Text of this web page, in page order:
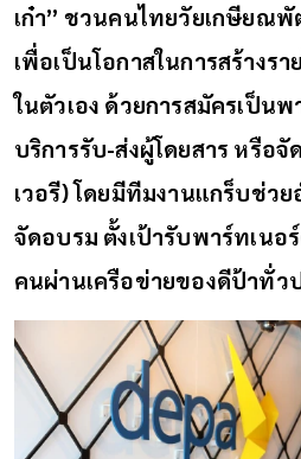
เก๋า” ชวนคนไทยวัยเกษียณ
เพื่อเป็นโอกาสในการสร้างร
ในตัวเอง ด้วยการสมัครเป็น
บริการรับ-ส่งผู้โดยสาร หรือจั
เวอรี) โดยมีทีมงานแกร็บช่ว
จัดอบรม ตั้งเป้ารับพาร์ทเนอ
คนผ่านเครือข่ายของดีป้าทั่ว